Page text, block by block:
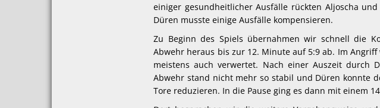
einiger gesundheitlicher Ausfälle rückten Aljoscha
Düren musste einige Ausfälle kompensieren.
Zu Beginn des Spiels übernahmen wir schnell die
Abwehr heraus bis zur 12. Minute auf 5:9 ab. Im
meistens auch verwertet. Nach einer Auszeit durch
Abwehr stand nicht mehr so stabil und Düren konnte
Tore reduzieren. In die Pause ging es dann mit einem